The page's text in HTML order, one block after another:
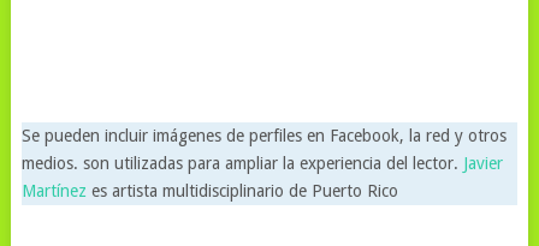
Se pueden incluir imágenes de perfiles en Facebook, la red y otros
medios. son utilizadas para ampliar la experiencia del lector. Javier
Martínez es artista multidisciplinario de Puerto Rico